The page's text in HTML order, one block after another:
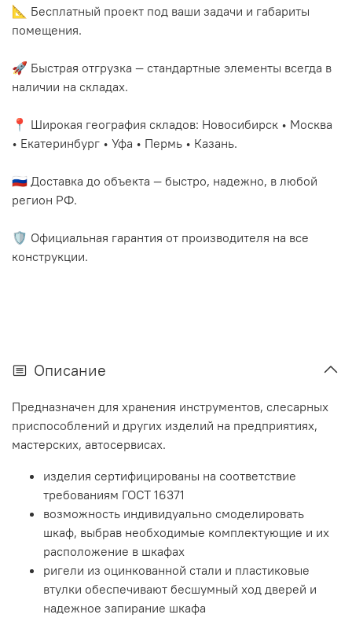
📐 Бесплатный проект под ваши задачи и габариты
помещения.
🚀 Быстрая отгрузка — стандартные элементы всегда в
наличии на складах.
📍 Широкая география складов: Новосибирск • Москва
• Екатеринбург • Уфа • Пермь • Казань.
🇷🇺 Доставка до объекта — быстро, надежно, в любой
регион РФ.
🛡️ Официальная гарантия от производителя на все
конструкции.
Описание
Предназначен для хранения инструментов, слесарных
приспособлений и других изделий на предприятиях,
мастерских, автосервисах.
изделия сертифицированы на соответствие
требованиям ГОСТ 16371
возможность индивидуально смоделировать
шкаф, выбрав необходимые комплектующие и их
расположение в шкафах
ригели из оцинкованной стали и пластиковые
втулки обеспечивают бесшумный ход дверей и
надежное запирание шкафа